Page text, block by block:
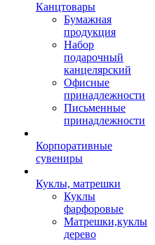
Канцтовары
Бумажная
продукция
Набор
подарочный
канцелярский
Офисные
принадлежности
Письменные
принадлежности
Корпоративные
сувениры
Куклы, матрешки
Куклы
фарфоровые
Матрешки,куклы
дерево